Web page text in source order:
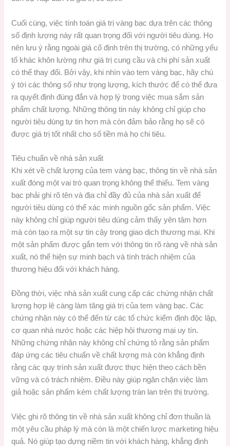
Cuối cùng, việc tính toán giá trị vàng bạc dựa trên các thông
số định lượng này rất quan trọng đối với người tiêu dùng. Họ
nên lưu ý rằng ngoài giá cố định trên thị trường, có những yếu
tố khác khôn lường như giá trị cung cầu và chi phí sản xuất
có thể thay đổi. Bởi vậy, khi nhìn vào tem vàng bạc, hãy chú
ý tới các thông số như trọng lượng, kích thước để có thể đưa
ra quyết định đúng đắn và hợp lý trong việc mua sắm sản
phẩm chất lượng. Những thông tin này không chỉ giúp cho
người tiêu dùng tự tin hơn mà còn đảm bảo rằng họ sẽ có
được giá trị tốt nhất cho số tiền mà họ chi tiêu.
Tiêu chuẩn về nhà sản xuất
Khi xét về chất lượng của tem vàng bạc, thông tin về nhà sản
xuất đóng một vai trò quan trọng không thể thiếu. Tem vàng
bạc phải ghi rõ tên và địa chỉ đầy đủ của nhà sản xuất để
người tiêu dùng có thể xác minh nguồn gốc sản phẩm. Việc
này không chỉ giúp người tiêu dùng cảm thấy yên tâm hơn
mà còn tạo ra một sự tin cậy trong giao dịch thương mại. Khi
một sản phẩm được gắn tem với thông tin rõ ràng về nhà sản
xuất, nó thể hiện sự minh bạch và tính trách nhiệm của
thương hiệu đối với khách hàng.
Đồng thời, việc nhà sản xuất cung cấp các chứng nhận chất
lượng hợp lệ càng làm tăng giá trị của tem vàng bạc. Các
chứng nhận này có thể đến từ các tổ chức kiểm định độc lập,
cơ quan nhà nước hoặc các hiệp hội thương mại uy tín.
Những chứng nhận này không chỉ chứng tỏ rằng sản phẩm
đáp ứng các tiêu chuẩn về chất lượng mà còn khẳng định
rằng các quy trình sản xuất được thực hiện theo cách bền
vững và có trách nhiệm. Điều này giúp ngăn chặn việc làm
giả hoặc sản phẩm kém chất lượng tràn lan trên thị trường.
Việc ghi rõ thông tin về nhà sản xuất không chỉ đơn thuần là
một yêu cầu pháp lý mà còn là một chiến lược marketing hiệu
quả. Nó giúp tạo dựng niềm tin với khách hàng, khẳng định